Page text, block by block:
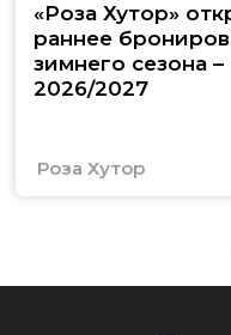
«Роза Хутор»
раннее
зимнего сезона –
2026/2027
Роза Хутор